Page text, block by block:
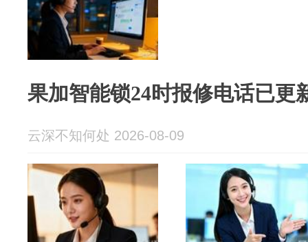
果加智能锁24时报修电话已更
云深不知何处 2026-08-09